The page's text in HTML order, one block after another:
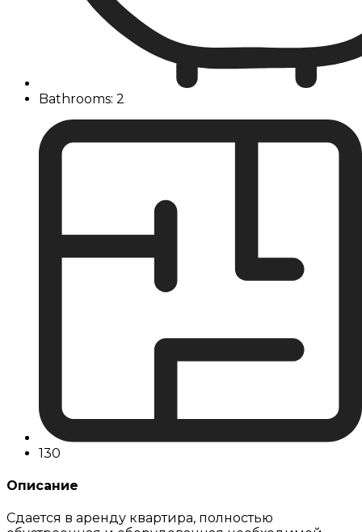
Bathrooms: 2
130
Описание
Сдается в аренду квартира, полностью